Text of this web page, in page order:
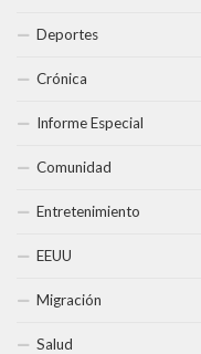
Deportes
Crónica
Informe Especial
Comunidad
Entretenimiento
EEUU
Migración
Salud